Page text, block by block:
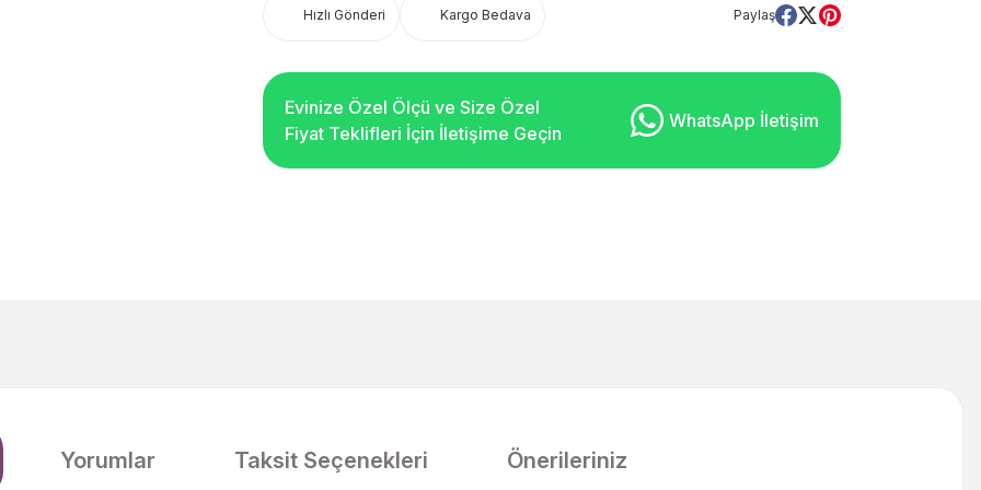
Hızlı Gönderi Kargo Bedava Paylaş
Evinize Özel Ölçü ve Size Özel
Fiyat Teklifleri İçin İletişime Geçin
WhatsApp İletişim
Yorumlar Taksit Seçenekleri Önerileriniz